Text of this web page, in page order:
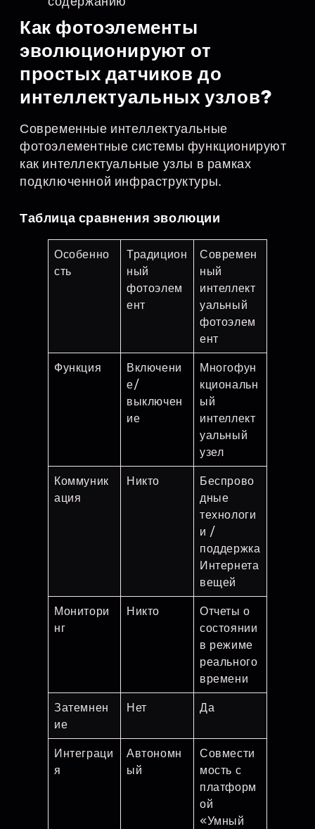
Как фотоэлементы
эволюционируют от
простых датчиков до
интеллектуальных узлов?
Современные интеллектуальные
фотоэлементные системы функционируют
как интеллектуальные узлы в рамках
подключенной инфраструктуры.
Таблица сравнения эволюции
Особенно
сть
Традицион
ный
фотоэлем
ент
Современ
ный
интеллект
уальный
фотоэлем
ент
Функция
Включени
е/
выключен
ие
Многофун
кциональн
ый
интеллект
уальный
узел
Коммуник
ация
Никто
Беспрово
дные
технологи
и /
поддержка
Интернета
вещей
Монитори
нг
Никто
Отчеты о
состоянии
в режиме
реального
времени
Затемнен
ие
Нет Да
Интеграци
я
Автономн
ый
Совмести
мость с
платформ
ой
«Умный